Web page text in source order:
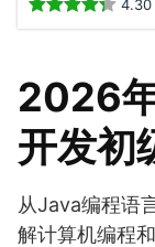
4.30
2026
开发初
从Java编程语
解计算机编程